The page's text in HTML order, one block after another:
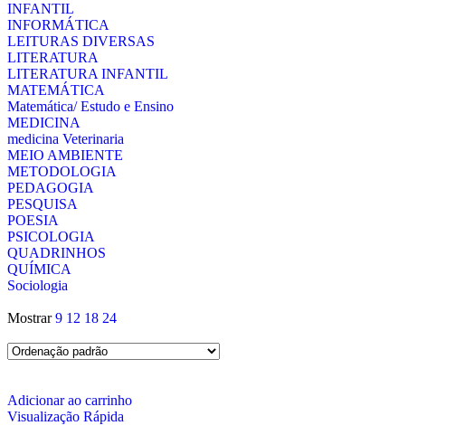
INFANTIL
INFORMÁTICA
LEITURAS DIVERSAS
LITERATURA
LITERATURA INFANTIL
MATEMÁTICA
Matemática/ Estudo e Ensino
MEDICINA
medicina Veterinaria
MEIO AMBIENTE
METODOLOGIA
PEDAGOGIA
PESQUISA
POESIA
PSICOLOGIA
QUADRINHOS
QUÍMICA
Sociologia
Mostrar9 12 18 24
Adicionar ao carrinho
Visualização Rápida